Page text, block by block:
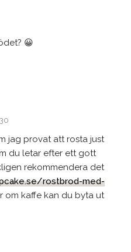
😀
jag provat att rosta just
du letar efter ett gott
rekommendera det
rostbrod-med-
om kaffe kan du byta ut